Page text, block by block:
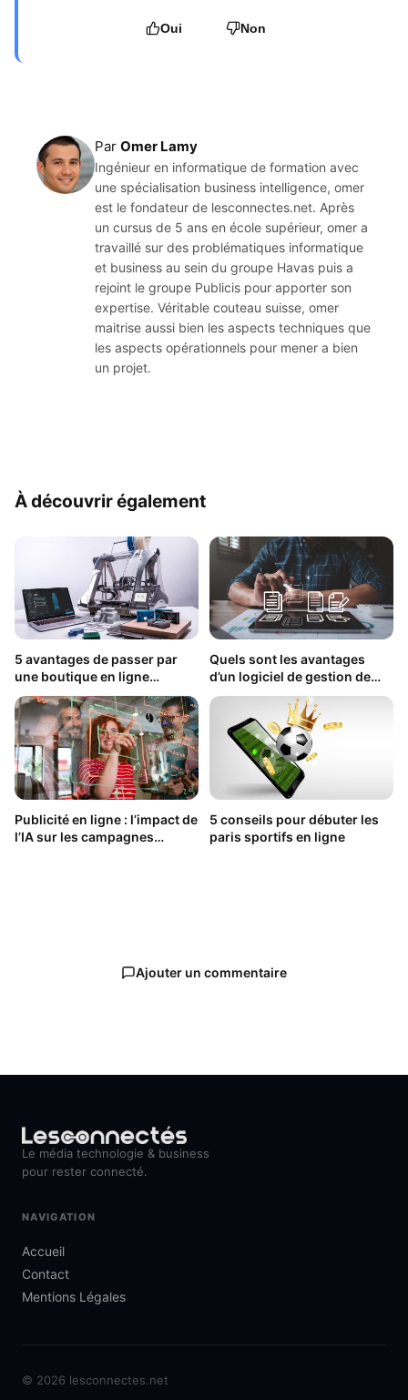
Oui Non
Par Omer Lamy
Ingénieur en informatique de formation avec
une spécialisation business intelligence, omer
est le fondateur de lesconnectes.net. Après
un cursus de 5 ans en école supérieur, omer a
travaillé sur des problématiques informatique
et business au sein du groupe Havas puis a
rejoint le groupe Publicis pour apporter son
expertise. Véritable couteau suisse, omer
maitrise aussi bien les aspects techniques que
les aspects opérationnels pour mener a bien
un projet.
À découvrir également
5 avantages de passer par
une boutique en ligne
d’imprimantes 3D
Quels sont les avantages
d’un logiciel de gestion de
contrat ?
Publicité en ligne : l’impact de
l’IA sur les campagnes
5 conseils pour débuter les
paris sportifs en ligne
Ajouter un commentaire
Le média technologie & business
pour rester connecté.
NAVIGATION
Accueil
Contact
Mentions Légales
© 2026 lesconnectes.net